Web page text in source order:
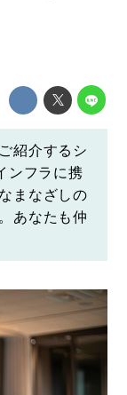
紹介するシ
ンフラに携
まなざしの
あなたも仲